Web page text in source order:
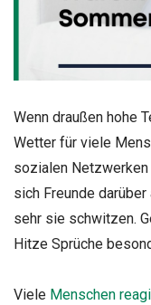
Wenn draußen hohe
Wetter für viele
sozialen
sich Freunde
sehr sie schwitzen.
Hitze Sprüche
Viele Menschen